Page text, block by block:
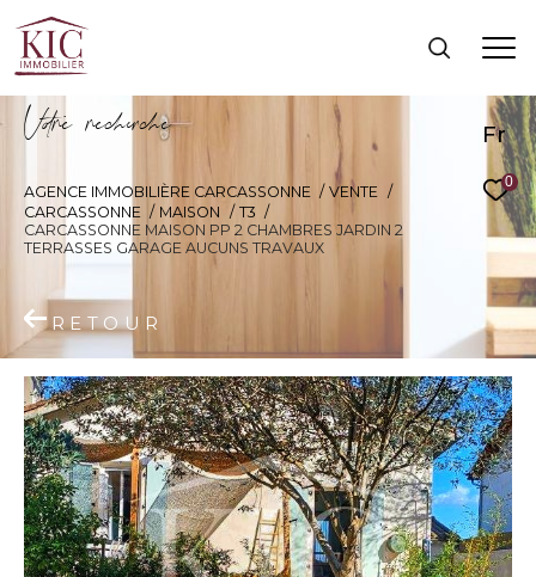
Fr
0
Vore recece
AGENCE IMMOBILIÈRE CARCASSONNE
VENTE
CARCASSONNE
MAISON
T3
CARCASSONNE MAISON PP 2 CHAMBRES JARDIN 2
TERRASSES GARAGE AUCUNS TRAVAUX
RETOUR